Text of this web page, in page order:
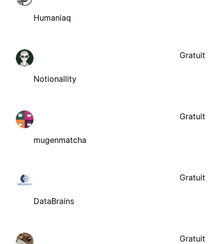
Humaniaq
Notionallity
Gratuit
mugenmatcha
Gratuit
DataBrains
Gratuit
Gratuit